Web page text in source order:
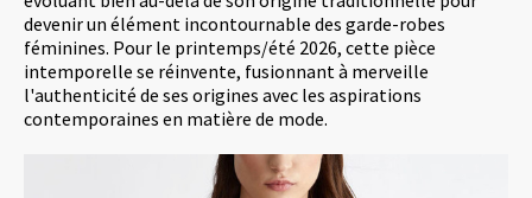
devenir un élément incontournable des garde-robes
féminines. Pour le printemps/été 2026, cette pièce
intemporelle se réinvente, fusionnant à merveille
l'authenticité de ses origines avec les aspirations
contemporaines en matière de mode.